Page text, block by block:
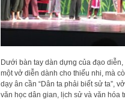
Dưới bàn tay dàn dựng của đạo
một vở diễn dành cho thiếu nhi, mà
dạy ân cần “Dân ta phải biết sử ta”,
văn học dân gian, lịch sử và văn hóa